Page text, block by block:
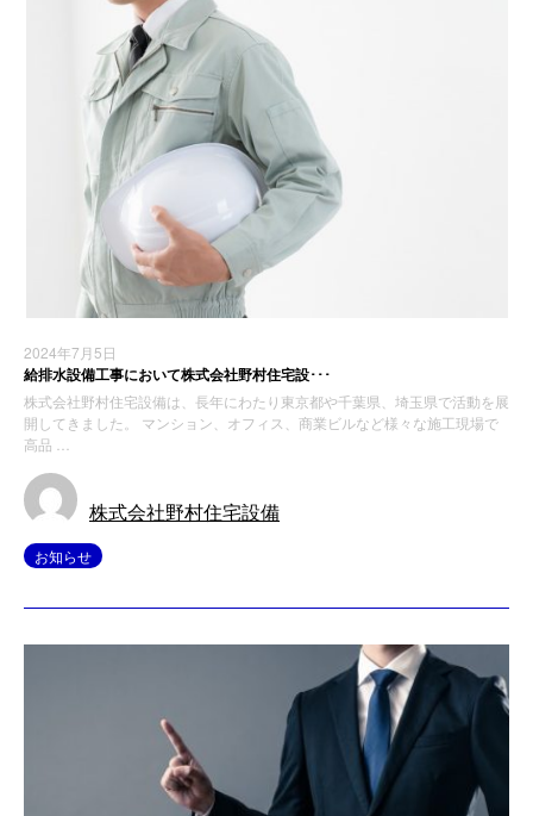
2024年7月5日
給排水設備工事において株式会社野村住宅設･･･
株式会社野村住宅設備は、長年にわたり東京都や千葉県、埼玉県で活動を展
開してきました。 マンション、オフィス、商業ビルなど様々な施工現場で
高品 …
株式会社野村住宅設備
お知らせ